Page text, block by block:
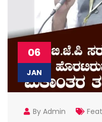
06
JAN
By Admin